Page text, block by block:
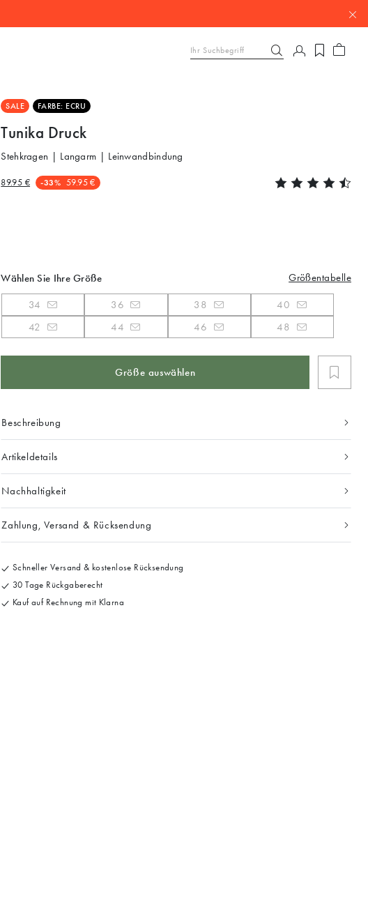
SALE FARBE: ECRU
Tunika Druck
Stehkragen | Langarm | Leinwandbindung
89.95 € -33% 59.95 €
Wählen Sie Ihre Größe Größentabelle
34 36 38
40
42
44 46 48
Größe auswählen
Beschreibung
Artikeldetails
Nachhaltigkeit
Zahlung, Versand & Rücksendung
Schneller Versand & kostenlose Rücksendung
30 Tage Rückgaberecht
Kauf auf Rechnung mit Klarna